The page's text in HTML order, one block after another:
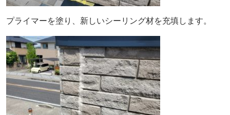
プライマーを塗り、新しいシーリング材を充填します。